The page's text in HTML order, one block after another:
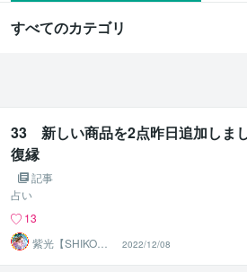
すべてのカテゴリ
33 新しい商品を2点昨日追加しまし
復縁
記事
占い
13
紫光【SHIKO】
遠隔透視鑑定士
2022/12/08